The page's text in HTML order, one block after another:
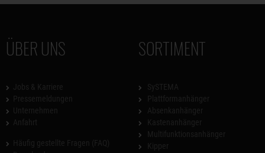
ÜBER UNS SORTIMENT